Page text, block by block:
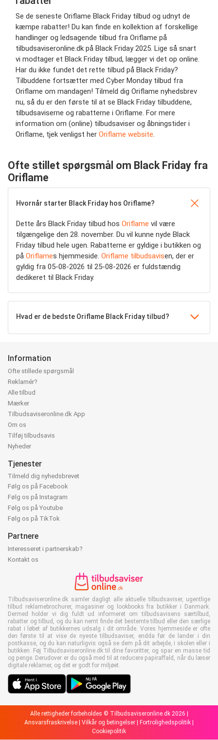
Se de seneste Oriflame Black Friday tilbud og udnyt de
kæmpe rabatter! Du kan finde en kollektion af forskellige
handlinger og ledsagende tilbud fra Oriflame på
tilbudsaviseronline.dk på Black Friday 2025. Lige så snart
vi modtager et Black Friday tilbud, lægger vi det op online.
Har du ikke fundet det rette tilbud på Black Friday?
Tilbuddene fortsætter med Cyber Monday tilbud fra
Oriflame om mandagen! Tilmeld dig Oriflame nyhedsbrev
nu, så du er den første til at se Black Friday tilbuddene,
tilbudsaviserne og rabatterne i Oriflame. For mere
information om (online) tilbudsaviser og åbningstider i
Oriflame, tjek venligst her Oriflame website.
Ofte stillet spørgsmål om Black Friday fra
Oriflame
Hvornår starter Black Friday hos Oriflame?
Dette års Black Friday tilbud hos Oriflame vil være
tilgængelige den 28. november. Du vil kunne nyde Black
Friday tilbud hele ugen. Rabatterne er gyldige i butikken og
på Oriflames hjemmeside. Oriflame tilbudsavisen, der er
gyldig fra 05-08-2026 til 25-08-2026 er fuldstændig
dedikeret til Black Friday.
Hvad er de bedste Oriflame Black Friday tilbud?
Information
Ofte stillede spørgsmål
Reklamér?
Alle tilbud
Mærker
Tilbudsaviseronline.dk App
Om os
Tilføj tilbudsavis
Nyheder
Tjenester
Tilmeld dig nyhedsbrevet
Følg os på Facebook
Følg os på Instagram
Følg os på Youtube
Følg os på TikTok
Partnere
Interesseret i partnerskab?
Kontakt os
Tilbudsaviseronline.dk samler dagligt alle aktuelle tilbudsaviser, ugentlige
tilbud reklamebrochurer, magasiner og lookbooks fra butikker i Danmark.
Dermed holder vi dig fuldt ud informeret om tilbudsavisens særtilbud,
rabatter og tilbud, og du kan nemt finde det bestemte tilbud eller den særlige
rabat i løbet af butikkernes udsalg i dit område. Vores hjemmeside er ofte
den første til at vise de nyeste tilbudsaviser, endda før de lander i din
postkasse, og du kan naturligvis også se dem på dit arbejde, i skolen eller i
butikken. Føj Tilbudsaviseronline.dk til dine favoritter, og spar en masse tid
og penge. Derudover er du også med til at reducere papiraffald, når du læser
digitale reklamer, og det er godt for miljøet.
Alle rettigheder forbeholdes © Tilbudsaviseronline.dk 2026 |
Ansvarsfraskrivelse
Vilkår og betingelser Fortrolighedspolitik
Cookiepolitik